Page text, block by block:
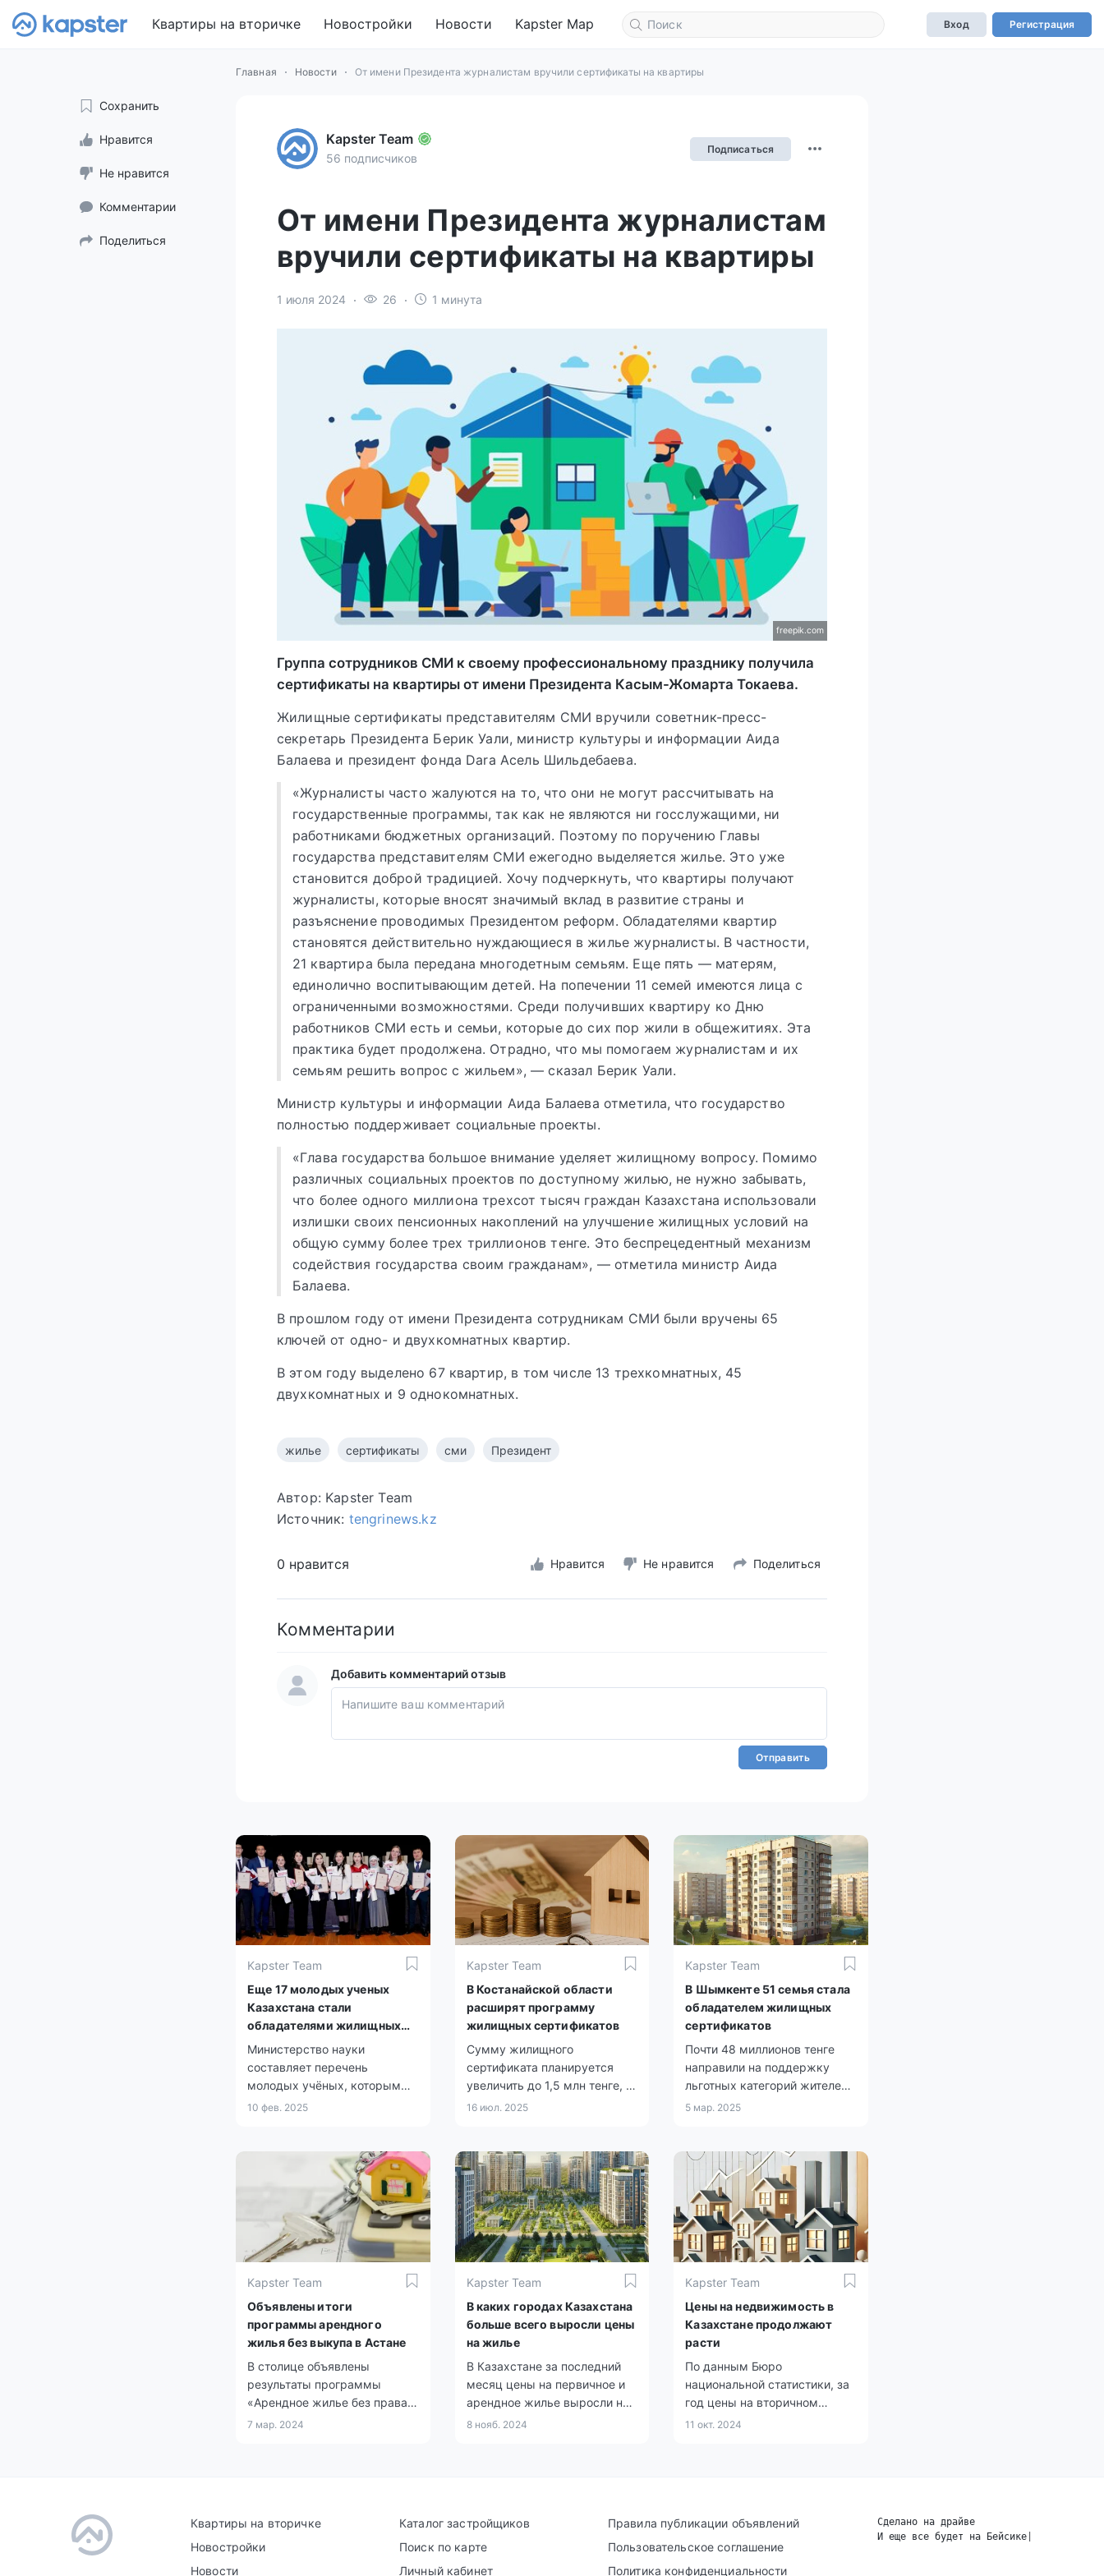
Квартиры на вторичке Новостройки Новости Kapster Map Вход Регистрация
Главная Новости От имени Президента журналистам вручили сертификаты на квартиры
Сохранить
Нравится
Не нравится
Комментарии
Поделиться
Kapster Team
56 подписчиков
Подписаться
От имени Президента журналистам
вручили сертификаты на квартиры
1 июля 2024 26 1 минута
freepik.com
Группа сотрудников СМИ к своему профессиональному празднику получила
сертификаты на квартиры от имени Президента Касым-Жомарта Токаева.
Жилищные сертификаты представителям СМИ вручили советник-пресс-
секретарь Президента Берик Уали, министр культуры и информации Аида
Балаева и президент фонда Dara Асель Шильдебаева.
«Журналисты часто жалуются на то, что они не могут рассчитывать на
государственные программы, так как не являются ни госслужащими, ни
работниками бюджетных организаций. Поэтому по поручению Главы
государства представителям СМИ ежегодно выделяется жилье. Это уже
становится доброй традицией. Хочу подчеркнуть, что квартиры получают
журналисты, которые вносят значимый вклад в развитие страны и
разъяснение проводимых Президентом реформ. Обладателями квартир
становятся действительно нуждающиеся в жилье журналисты. В частности,
21 квартира была передана многодетным семьям. Еще пять — матерям,
единолично воспитывающим детей. На попечении 11 семей имеются лица с
ограниченными возможностями. Среди получивших квартиру ко Дню
работников СМИ есть и семьи, которые до сих пор жили в общежитиях. Эта
практика будет продолжена. Отрадно, что мы помогаем журналистам и их
семьям решить вопрос с жильем», — сказал Берик Уали.
Министр культуры и информации Аида Балаева отметила, что государство
полностью поддерживает социальные проекты.
«Глава государства большое внимание уделяет жилищному вопросу. Помимо
различных социальных проектов по доступному жилью, не нужно забывать,
что более одного миллиона трехсот тысяч граждан Казахстана использовали
излишки своих пенсионных накоплений на улучшение жилищных условий на
общую сумму более трех триллионов тенге. Это беспрецедентный механизм
содействия государства своим гражданам», — отметила министр Аида
Балаева.
В прошлом году от имени Президента сотрудникам СМИ были вручены 65
ключей от одно- и двухкомнатных квартир.
В этом году выделено 67 квартир, в том числе 13 трехкомнатных, 45
двухкомнатных и 9 однокомнатных.
жилье сертификаты сми Президент
Автор: Kapster Team
Источник: tengrinews.kz
0 нравится Нравится Не нравится Поделиться
Комментарии
Добавить комментарий отзыв
Отправить
Kapster Team
Еще 17 молодых ученых
Казахстана стали
обладателями жилищных
сертификатов
Министерство науки
составляет перечень
молодых учёных, которым
требуется жильё.
10 фев. 2025
Kapster Team
В Костанайской области
расширят программу
жилищных сертификатов
Сумму жилищного
сертификата планируется
увеличить до 1,5 млн тенге, а
круг получателей —
господдержку смогут не
только социально уязвимые
граждане, но и врачи,
учителя, журналисты и
рабочие.
16 июл. 2025
Kapster Team
В Шымкенте 51 семья стала
обладателем жилищных
сертификатов
Почти 48 миллионов тенге
направили на поддержку
льготных категорий жителей
города.
5 мар. 2025
Kapster Team
Объявлены итоги
программы арендного
жилья без выкупа в Астане
В столице объявлены
результаты программы
«Арендное жилье без права
выкупа» для многодетных
7 мар. 2024
Kapster Team
В каких городах Казахстана
больше всего выросли цены
на жилье
В Казахстане за последний
месяц цены на первичное и
арендное жилье выросли на
0,6%, тогда как стоимость
8 нояб. 2024
Kapster Team
Цены на недвижимость в
Казахстане продолжают
расти
По данным Бюро
национальной статистики, за
год цены на вторичном
рынке жилья выросли на 5%,
11 окт. 2024
Квартиры на вторичке
Новостройки
Новости
Каталог застройщиков
Поиск по карте
Личный кабинет
Правила публикации объявлений
Пользовательское соглашение
Политика конфиденциальности
Сделано на драйве
И еще все будет на Бейсике